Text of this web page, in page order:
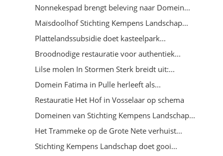
Nonnekespad brengt beleving naar Domein...
Maïsdoolhof Stichting Kempens Landschap...
Plattelandssubsidie doet kasteelpark...
Broodnodige restauratie voor authentiek...
Lilse molen In Stormen Sterk breidt uit:...
Domein Fatima in Pulle herleeft als...
Restauratie Het Hof in Vosselaar op schema
Domeinen van Stichting Kempens Landschap...
Het Trammeke op de Grote Nete verhuist...
Stichting Kempens Landschap doet gooi...